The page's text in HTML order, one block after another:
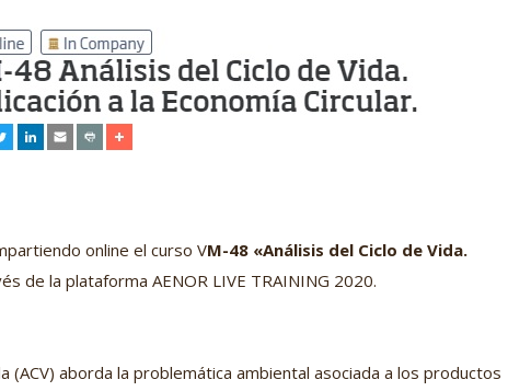
online el curso VM-48 «Análisis del Ciclo de Vida.
de la plataforma AENOR LIVE TRAINING 2020.
(ACV) aborda la problemática ambiental asociada a los productos